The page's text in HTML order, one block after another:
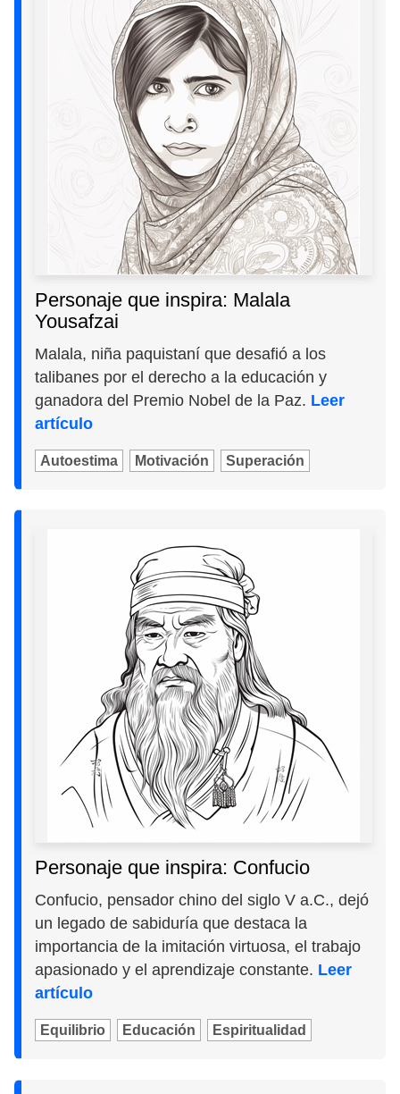
Personaje que inspira: Malala
Yousafzai
Malala, niña paquistaní que desafió a los
talibanes por el derecho a la educación y
ganadora del Premio Nobel de la Paz. Leer
artículo
Autoestima Motivación Superación
Personaje que inspira: Confucio
Confucio, pensador chino del siglo V a.C., dejó
un legado de sabiduría que destaca la
importancia de la imitación virtuosa, el trabajo
apasionado y el aprendizaje constante. Leer
artículo
Equilibrio Educación Espiritualidad